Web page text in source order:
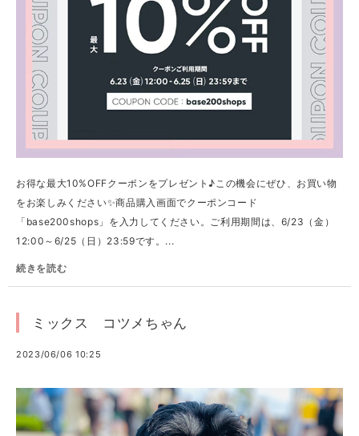
お得な最大10%OFFクーポンをプレゼント♪この機会にぜひ、お買い物
をお楽しみください✨商品購入画面でクーポンコード
「base200shops」を入力してください。ご利用期間は、6/23（金）
12:00～6/25（日）23:59です。...
続きを読む
ミックス コツメちゃん
2023/06/06 10:25